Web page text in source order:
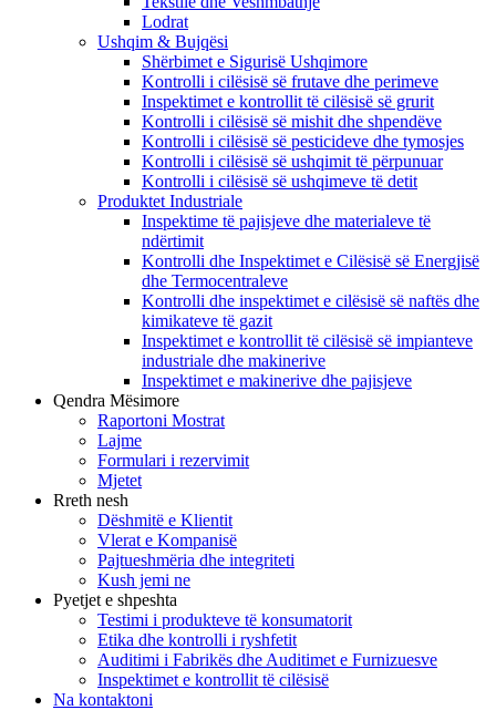
Lodrat
Ushqim & Bujqësi
Shërbimet e Sigurisë Ushqimore
Kontrolli i cilësisë së frutave dhe perimeve
Inspektimet e kontrollit të cilësisë së grurit
Kontrolli i cilësisë së mishit dhe shpendëve
Kontrolli i cilësisë së pesticideve dhe tymosjes
Kontrolli i cilësisë së ushqimit të përpunuar
Kontrolli i cilësisë së ushqimeve të detit
Produktet Industriale
Inspektime të pajisjeve dhe materialeve të
ndërtimit
Kontrolli dhe Inspektimet e Cilësisë së Energjisë
dhe Termocentraleve
Kontrolli dhe inspektimet e cilësisë së naftës dhe
kimikateve të gazit
Inspektimet e kontrollit të cilësisë së impianteve
industriale dhe makinerive
Inspektimet e makinerive dhe pajisjeve
Qendra Mësimore
Raportoni Mostrat
Lajme
Formulari i rezervimit
Mjetet
Rreth nesh
Dëshmitë e Klientit
Vlerat e Kompanisë
Pajtueshmëria dhe integriteti
Kush jemi ne
Pyetjet e shpeshta
Testimi i produkteve të konsumatorit
Etika dhe kontrolli i ryshfetit
Auditimi i Fabrikës dhe Auditimet e Furnizuesve
Inspektimet e kontrollit të cilësisë
Na kontaktoni